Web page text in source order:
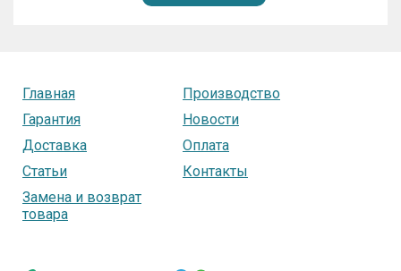
Главная
Производство
Гарантия
Новости
Доставка
Оплата
Статьи
Контакты
Замена и возврат
товара